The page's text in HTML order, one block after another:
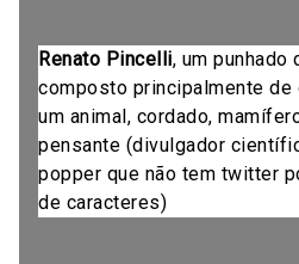
Renato Pincelli, um punhado
composto principalmente de
um animal, cordado,
pensante (divulgador
popper que não tem twitter
de caracteres)